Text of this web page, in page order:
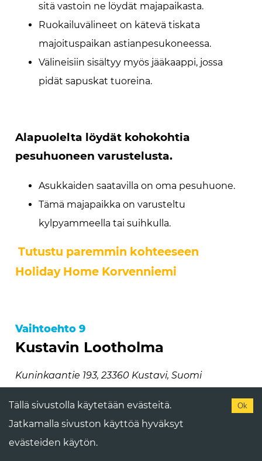
sitä vastoin ne löydät majapaikasta.
Ruokailuvälineet on kätevä tiskata
majoituspaikan astianpesukoneessa.
Välineisiin sisältyy myös jääkaappi, jossa
pidät sapuskat tuoreina.
Alapuolelta löydät kohokohtia
pesuhuoneen varustelusta.
Asukkaiden saatavilla on oma pesuhuone.
Tämä majapaikka on varusteltu
kylpyammeella tai suihkulla.
Tutustu paremmin kohteeseen
Holiday Home Korvenniemi
Vaihtoehto 9
Kustavin Lootholma
Kuninkaantie 193, 23360 Kustavi, Suomi
Kustavin Lootholma on 5 tähden huoneisto
Tällä sivustolla käytetään evästeitä.
Jatkamalla sivuston käyttöä hyväksyt
evästeiden käytön.
Ok